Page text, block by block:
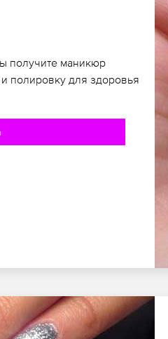
получите маникюр
полировку для здоровья